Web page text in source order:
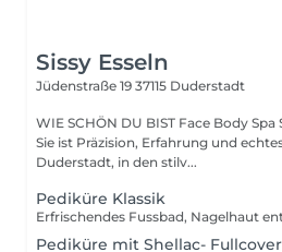
Sissy Esseln
Jüdenstraße 19 37115 Duderstadt
WIE SCHÖN DU BIST Face Body Spa Schönheit ist kein Zufall.
Sie ist Präzision, Erfahrung und echtes Gespür. Im Herzen von
Duderstadt, in den stilv...
Pediküre Klassik
Pediküre mit Shellac-